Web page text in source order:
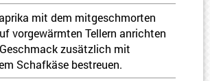
mit dem mitgeschmorten
vorgewärmten Tellern anrichten
zusätzlich mit
Schafkäse bestreuen.